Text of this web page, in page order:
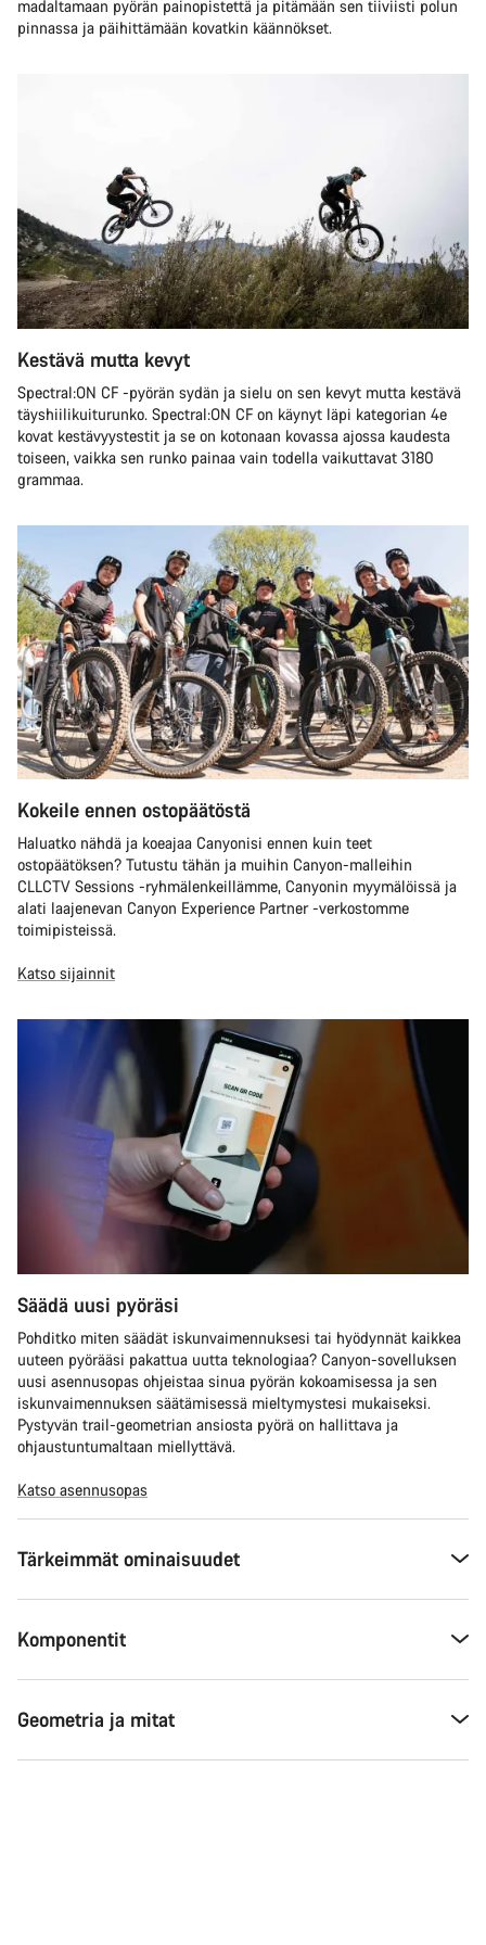
madaltamaan pyörän painopistettä ja pitämään sen tiiviisti polun
pinnassa ja päihittämään kovatkin käännökset.
Kestävä mutta kevyt
Spectral:ON CF -pyörän sydän ja sielu on sen kevyt mutta kestävä
täyshiilikuiturunko. Spectral:ON CF on käynyt läpi kategorian 4e
kovat kestävyystestit ja se on kotonaan kovassa ajossa kaudesta
toiseen, vaikka sen runko painaa vain todella vaikuttavat 3180
grammaa.
Kokeile ennen ostopäätöstä
Haluatko nähdä ja koeajaa Canyonisi ennen kuin teet
ostopäätöksen? Tutustu tähän ja muihin Canyon-malleihin
CLLCTV Sessions -ryhmälenkeillämme, Canyonin myymälöissä ja
alati laajenevan Canyon Experience Partner -verkostomme
toimipisteissä.
Katso sijainnit
Säädä uusi pyöräsi
Pohditko miten säädät iskunvaimennuksesi tai hyödynnät kaikkea
uuteen pyörääsi pakattua uutta teknologiaa? Canyon-sovelluksen
uusi asennusopas ohjeistaa sinua pyörän kokoamisessa ja sen
iskunvaimennuksen säätämisessä mieltymystesi mukaiseksi.
Pystyvän trail-geometrian ansiosta pyörä on hallittava ja
ohjaustuntumaltaan miellyttävä.
Katso asennusopas
Tärkeimmät ominaisuudet
Komponentit
Geometria ja mitat